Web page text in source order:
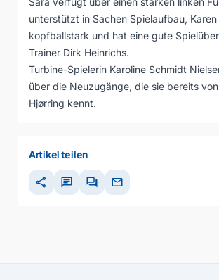
unterstützt in Sachen Spielaufbau,
kopfballstark und hat eine gute
Trainer Dirk Heinrichs.
Turbine-Spielerin Karoline Schmidt
über die Neuzugänge, die sie bereits
Hjørring kennt.
Artikel teilen
share chat forum mail